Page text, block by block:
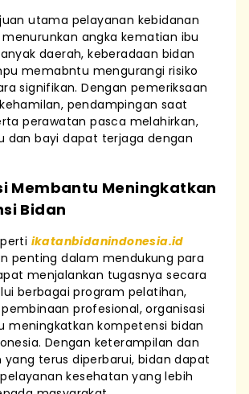
utama pelayanan kebidanan
angka kematian ibu
daerah, keberadaan bidan
memabntu mengurangi risiko
signifikan. Dengan pemeriksaan
pendampingan saat
perawatan pasca melahirkan,
dan bayi dapat terjaga dengan
Membantu Meningkatkan
Bidan
ikatanbidanindonesia.id
penting dalam mendukung para
menjalankan tugasnya secara
berbagai program pelatihan,
profesional, organisasi
meningkatkan kompetensi bidan
Dengan keterampilan dan
terus diperbarui, bidan dapat
kesehatan yang lebih